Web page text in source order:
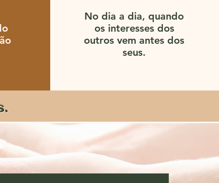
No dia a dia, quando
os interesses dos
outros vem antes dos
seus.